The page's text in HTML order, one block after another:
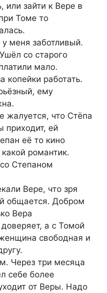
или зайти к Вере в
Томе то
меня заботливый.
со старого
мало.
копейки работать.
ему
жалуется, что Стёпа
приходит, ей
её то кино
романтик.
Степаном
Вере, что зря
общается. Добром
Вера
а с Томой
свободная и
Через три месяца
себе более
от Веры. Надо